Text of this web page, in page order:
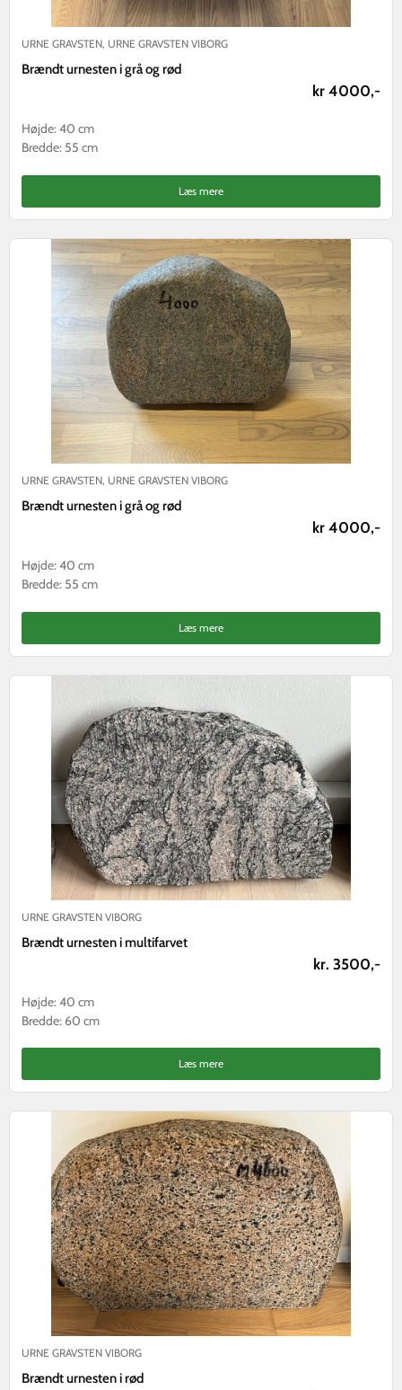
URNE GRAVSTEN, URNE GRAVSTEN VIBORG
Brændt urnesten i grå og rød
kr 4000,-
Højde: 40 cm
Bredde: 55 cm
Læs mere
URNE GRAVSTEN, URNE GRAVSTEN VIBORG
Brændt urnesten i grå og rød
kr 4000,-
Højde: 40 cm
Bredde: 55 cm
Læs mere
URNE GRAVSTEN VIBORG
Brændt urnesten i multifarvet
kr. 3500,-
Højde: 40 cm
Bredde: 60 cm
Læs mere
URNE GRAVSTEN VIBORG
Brændt urnesten i rød